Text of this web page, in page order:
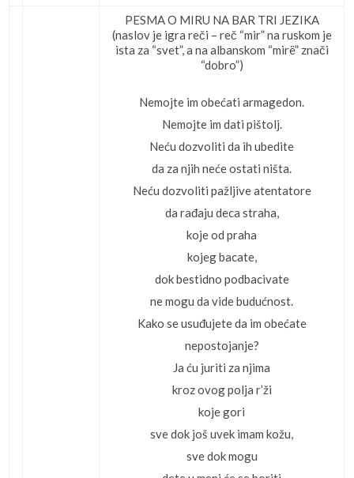
PESMA O MIRU NA BAR TRI JEZIKA
(naslov je igra reči – reč “mir” na ruskom je
ista za “svet”, a na albanskom “mirë” znači
“dobro”)
Nemojte im obećati armagedon.
Nemojte im dati pištolj.
Neću dozvoliti da ih ubedite
da za njih neće ostati ništa.
Neću dozvoliti pažljive atentatore
da rađaju deca straha,
koje od praha
kojeg bacate,
dok bestidno podbacivate
ne mogu da vide budućnost.
Kako se usuđujete da im obećate
nepostojanje?
Ja ću juriti za njima
kroz ovog polja r’ži
koje gori
sve dok još uvek imam kožu,
sve dok mogu